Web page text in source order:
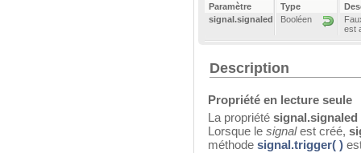
Paramètre Type
signal.signaled
Booléen
est
Description
Propriété en lecture seule
La propriété signal.signaled
Lorsque le signalest créé,
méthode signal.trigger( )